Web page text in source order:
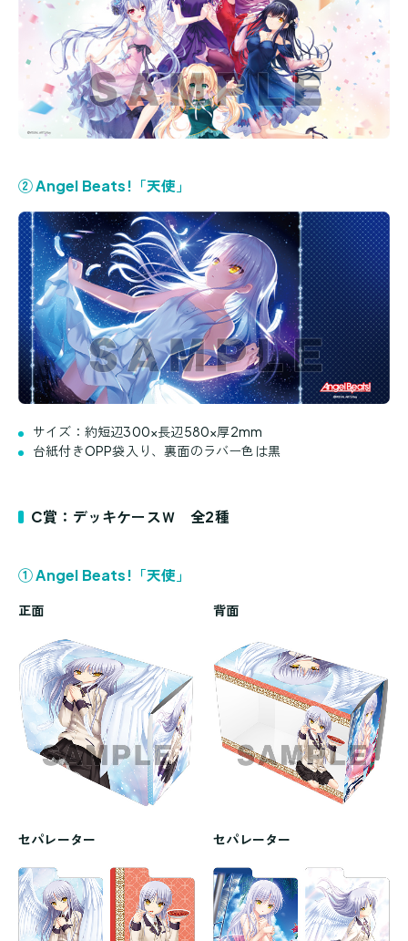
② Angel Beats!「天使」
サイズ：約短辺300×長辺580×厚2mm
台紙付きOPP袋入り、裏面のラバー色は黒
C賞：デッキケースＷ 全2種
① Angel Beats!「天使」
正面 背面
セパレーター セパレーター